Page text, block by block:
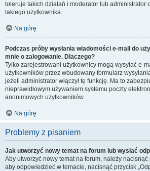
toleruje takich działań i moderator lub administrator
takiego użytkownika.
Na górę
Podczas próby wysłania wiadomości e-mail do
mnie o zalogowanie. Dlaczego?
Tylko zarejestrowani użytkownicy mogą wysyłać e-
użytkowników przez wbudowany formularz
jeżeli administrator włączył tę funkcję. Ma to
nieprawidłowym używaniem systemu poczty
anonimowych użytkowników.
Na górę
Problemy z pisaniem
Jak utworzyć nowy temat na forum lub wysłać
Aby utworzyć nowy temat na forum, należy nacisnąć
aby odpowiedzieć w temacie, nacisnąć przycisk